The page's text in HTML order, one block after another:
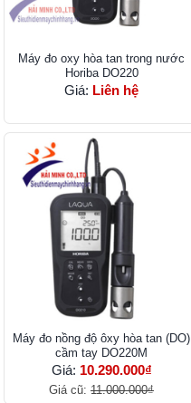
Máy đo oxy hòa tan trong nước
Horiba DO220
Giá: Liên hệ
Máy đo nồng độ ôxy hòa tan (DO)
cầm tay DO220M
Giá: 10.290.000₫
Giá cũ: 11.000.000₫